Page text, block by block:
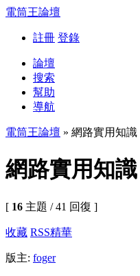
電筒王論壇
註冊 登錄
論壇
搜索
幫助
導航
電筒王論壇 » 網路實用知識
網路實用知識
[ 16 主題 / 41 回復 ]
收藏 RSS精華
版主: foger